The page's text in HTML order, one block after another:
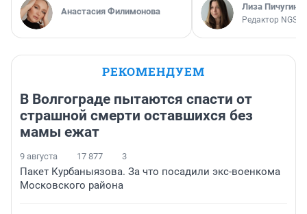
Анастасия Филимонова Лиза Пичугина
Редактор
РЕКОМЕНДУЕМ
В Волгограде пытаются спасти от
страшной смерти оставшихся без
мамы ежат
9 августа 17 877 3
Пакет Курбаныязова. За что посадили экс-военкома
Московского района